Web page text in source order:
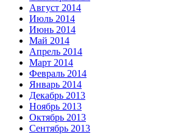
Август 2014
Июль 2014
Июнь 2014
Май 2014
Апрель 2014
Март 2014
Февраль 2014
Январь 2014
Декабрь 2013
Ноябрь 2013
Октябрь 2013
Сентябрь 2013